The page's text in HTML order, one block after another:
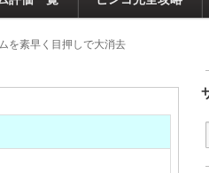
を素早く目押しで大消去